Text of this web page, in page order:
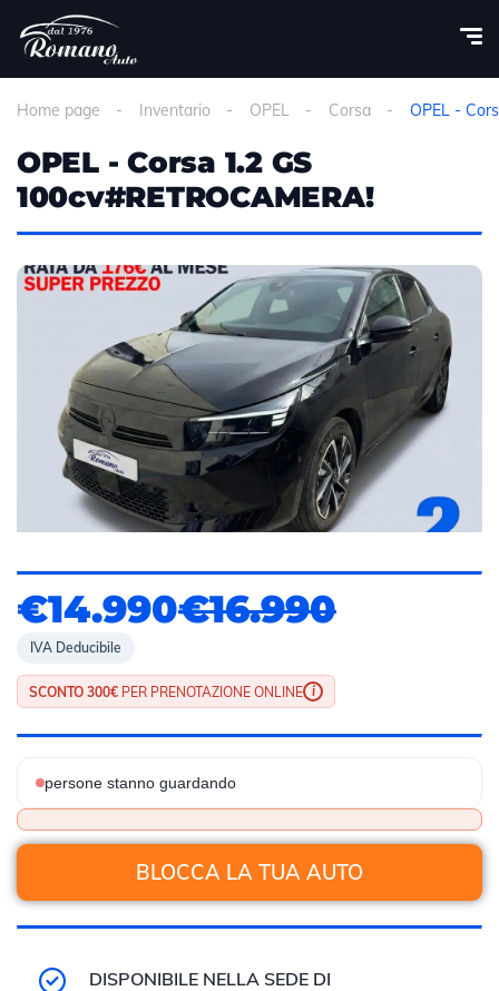
Home page Inventario OPEL Corsa OPEL -
OPEL - Corsa 1.2 GS
100cv#RETROCAMERA!
€14.990€16.990
IVA Deducibile
SCONTO 300€ PER PRENOTAZIONE ONLINE i
persone stanno guardando
BLOCCA LA TUA AUTO
DISPONIBILE NELLA SEDE DI